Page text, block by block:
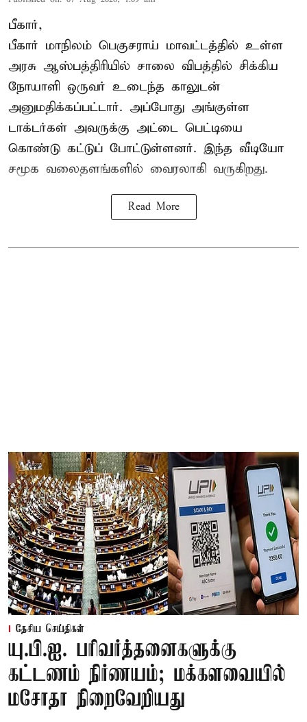
பீகார்,
பீகார் மாநிலம் பெகுசராய் மாவட்டத்தில் உள்ள
அரசு ஆஸ்பத்திரியில் சாலை விபத்தில் சிக்கிய
நோயாளி ஒருவர் உடைந்த காலுடன்
அனுமதிக்கப்பட்டார். அப்போது அங்குள்ள
டாக்டர்கள் அவருக்கு அட்டை பெட்டியை
கொண்டு கட்டுப் போட்டுள்ளனர். இந்த வீடியோ
சமூக வலைதளங்களில் வைரலாகி வருகிறது.
Read More
தேசிய செய்திகள்
யு.பி.ஐ. பரிவர்த்தனைகளுக்கு
கட்டணம் நிர்ணயம்; மக்களவையில்
மசோதா நிறைவேறியது